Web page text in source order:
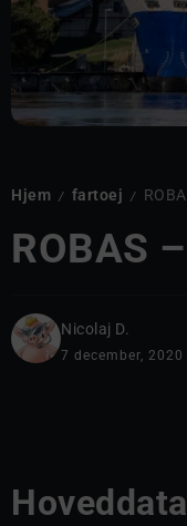
Hjem / fartoej /
ROBAS
Nicolaj D.
7 december, 2020
Hoveddata